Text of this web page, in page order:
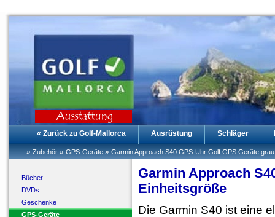
« Zurück zu Golf-Mallorca Ausrüstung Schläger
» Zubehör » GPS-Geräte » Garmin Approach S40 GPS-Uhr Golf GPS Geräte
Bücher
DVDs
Geschenke
GPS-Geräte
Garmin Approach
Einheitsgröße
Die Garmin S40 ist eine